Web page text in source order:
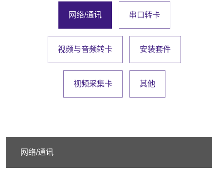
网络/通讯 串口转卡
视频与音频转卡 安装套件
视频采集卡 其他
网络/通讯